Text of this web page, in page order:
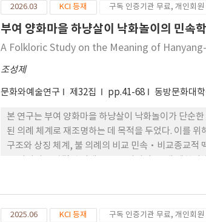
2026.03 KCI 등재 구독 인증기관 무료, 개인회원
부여 양화마을 하냥살이 낙화놀이의 민속
A Folkloric Study on the Meaning of
조성제
문화와예술연구 제32집 pp.41-68 동방문화대
본 연구는 부여 양화마을 하냥살이 낙화놀이가 단순
된 의례 체계로 재조명하는 데 목적을 두었다. 이를
구조와 상징 체계, 불 의례의 비교 민속·비교종교적
아가 본 연구는 하냥살이 낙화놀이가 현대사회에서
2025.06 KCI 등재 구독 인증기관 무료, 개인회원